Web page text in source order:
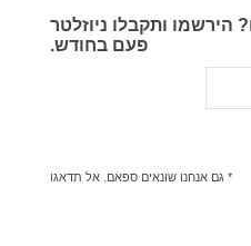
הירשמו ותקבלו ניוזלטר
פעם בחודש.
* גם אנחנו שונאים ספאם. אל תדאגו